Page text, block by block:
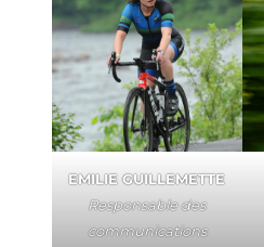
EMILIE GUILLEMETTE
Responsable des
communications